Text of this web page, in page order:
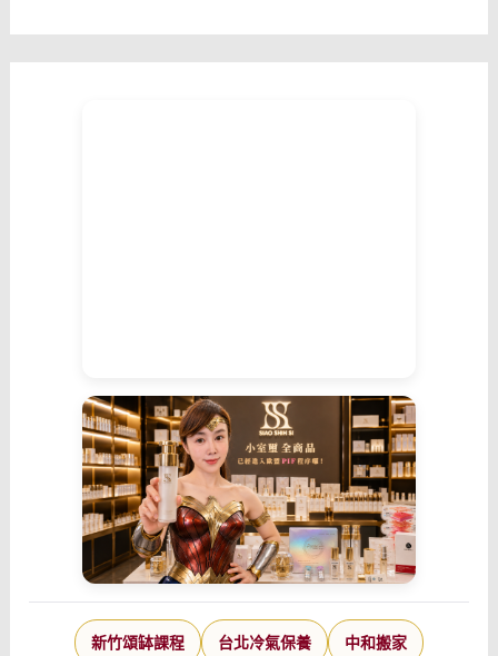
新竹頌缽課程 台北冷氣保養 中和搬家